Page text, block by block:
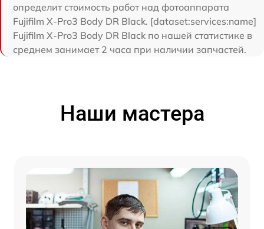
определит стоимость работ над фотоаппарата
Fujifilm X-Pro3 Body DR Black. [dataset:services:name]
Fujifilm X-Pro3 Body DR Black по нашей статистике в
среднем занимает 2 часа при наличии запчастей.
Наши мастера